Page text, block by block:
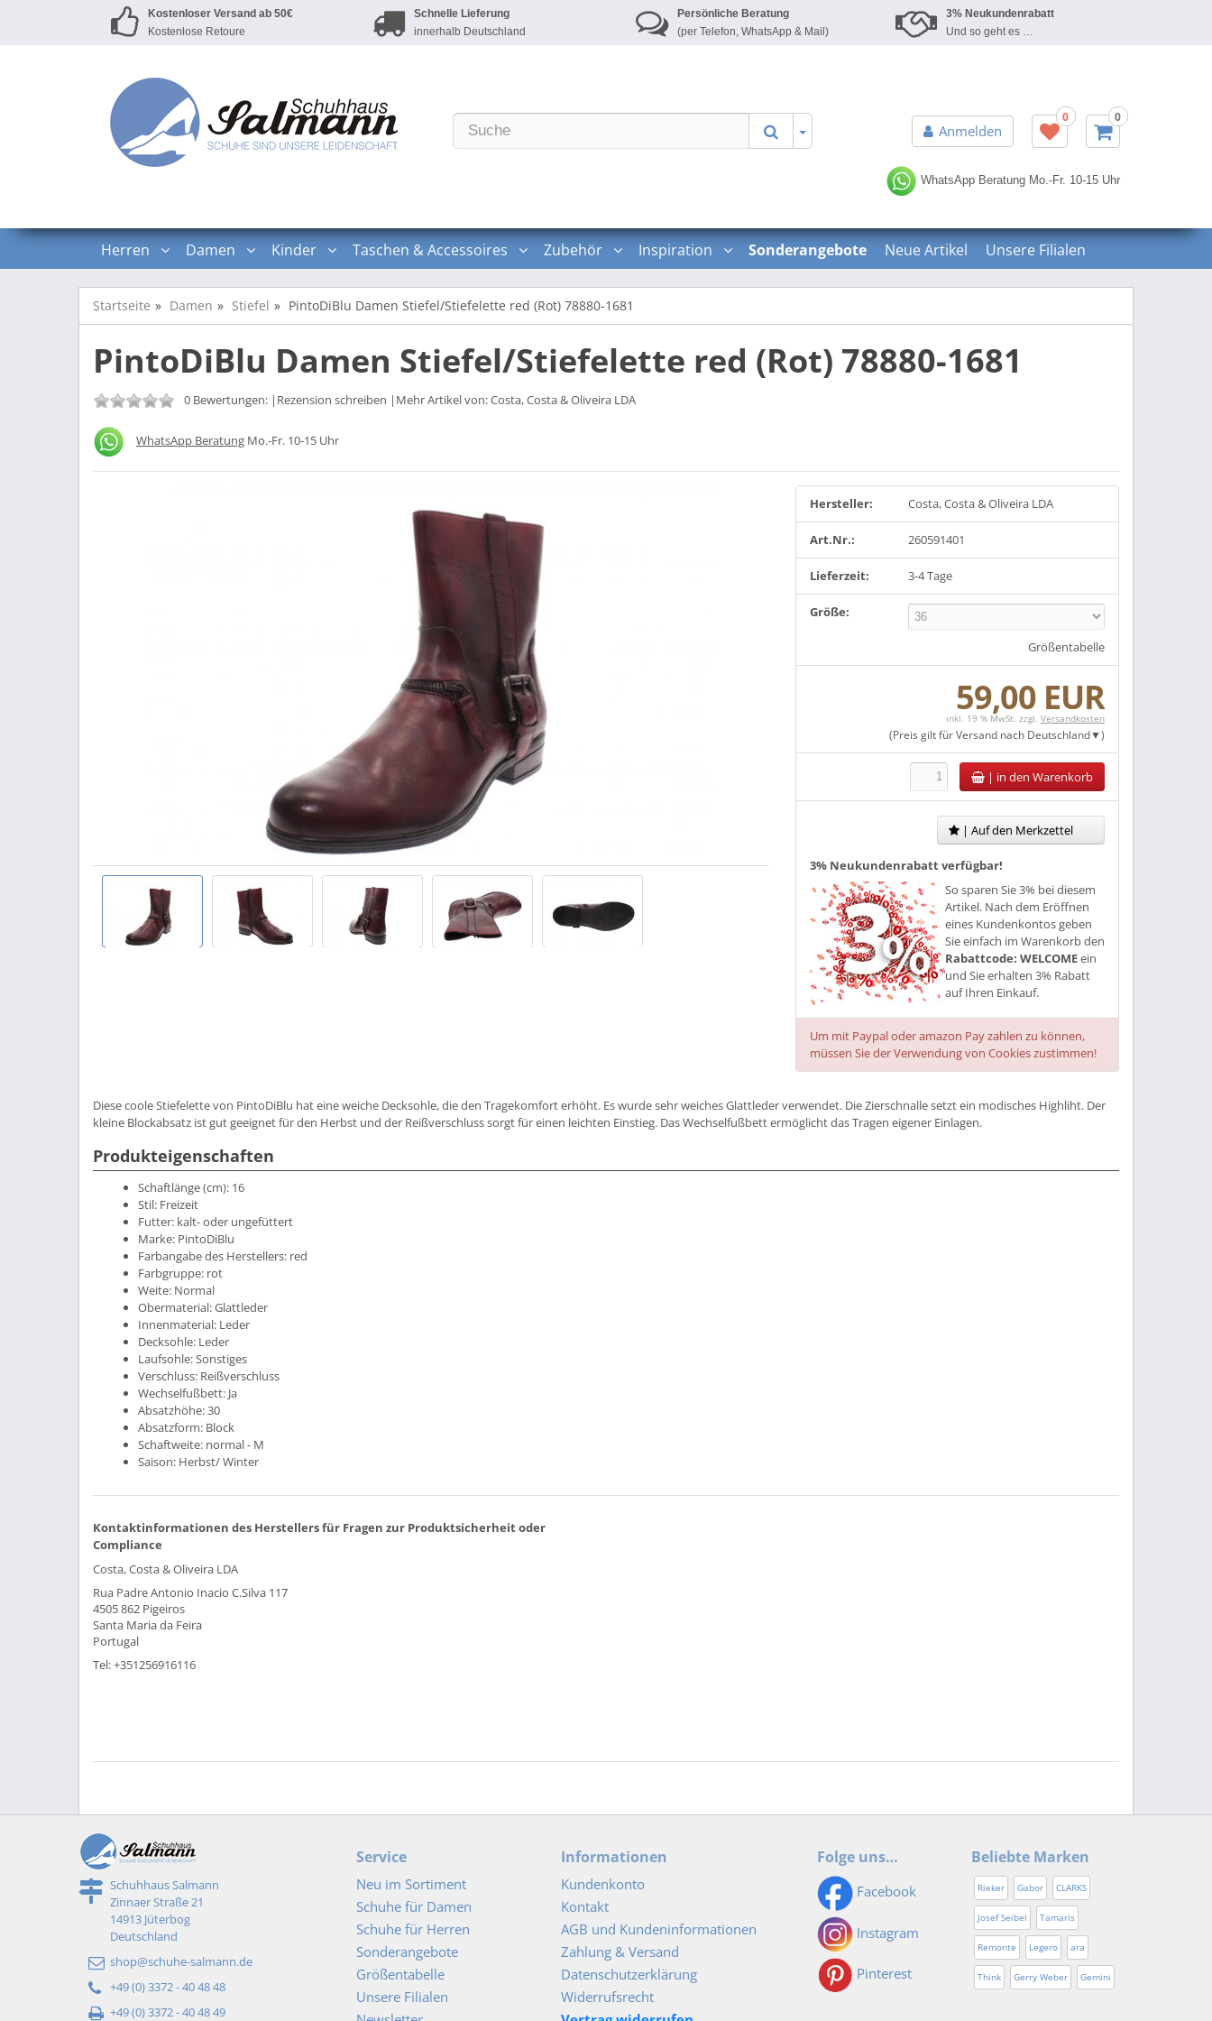
Kostenloser Versand ab 50€
Kostenlose Retoure
Schnelle Lieferung
innerhalb Deutschland
Persönliche Beratung
(per Telefon, WhatsApp & Mail)
3% Neukundenrabatt
Und so geht es …
Anmelden
0 0
WhatsApp BeratungMo.-Fr. 10-15 Uhr
Erweiterte Suche »
Herren Damen Kinder Taschen & Accessoires Zubehör Inspiration Sonderangebote Neue Artikel Unsere Filialen
Startseite Damen Stiefel PintoDiBlu Damen Stiefel/Stiefelette red (Rot) 78880-1681
PintoDiBlu Damen Stiefel/Stiefelette red (Rot) 78880-1681
0 Bewertungen: | Rezension schreiben |Mehr Artikel von:Costa, Costa & Oliveira LDA
WhatsApp Beratung Mo.-Fr. 10-15 Uhr
Hersteller: Costa, Costa & Oliveira LDA
Art.Nr.: 260591401
Lieferzeit: 3-4 Tage
Größe:
Größentabelle
59,00 EUR
inkl. 19 % MwSt. zzgl. Versandkosten
(Preis gilt für Versand nach Deutschland )
| in den Warenkorb
| Auf den Merkzettel
3% Neukundenrabatt verfügbar!
So sparen Sie 3% bei diesem
Artikel. Nach dem Eröffnen
eines Kundenkontos geben
Sie einfach im Warenkorb den
Rabattcode: WELCOMEein
und Sie erhalten 3% Rabatt
auf Ihren Einkauf.
Um mit Paypal oder amazon Pay zahlen zu können,
müssen Sie der Verwendung von Cookies zustimmen!
Diese coole Stiefelette von PintoDiBlu hat eine weiche Decksohle, die den Tragekomfort erhöht. Es wurde sehr weiches Glattleder verwendet. Die Zierschnalle setzt ein modisches Highliht. Der
kleine Blockabsatz ist gut geeignet für den Herbst und der Reißverschluss sorgt für einen leichten Einstieg. Das Wechselfußbett ermöglicht das Tragen eigener Einlagen.
Produkteigenschaften
Schaftlänge (cm): 16
Stil: Freizeit
Futter: kalt- oder ungefüttert
Marke: PintoDiBlu
Farbangabe des Herstellers: red
Farbgruppe: rot
Weite: Normal
Obermaterial:Glattleder
Innenmaterial: Leder
Decksohle: Leder
Laufsohle:Sonstiges
Verschluss: Reißverschluss
Wechselfußbett: Ja
Absatzhöhe:30
Absatzform: Block
Schaftweite: normal - M
Saison: Herbst/ Winter
Kontaktinformationen des Herstellers für Fragen zur Produktsicherheit oder
Compliance
Costa, Costa & Oliveira LDA
Rua Padre Antonio Inacio C.Silva 117
4505 862 Pigeiros
Santa Maria da Feira
Portugal
Tel: +351256916116
Schuhhaus Salmann
Zinnaer Straße 21
14913 Jüterbog
Deutschland
shop@schuhe-salmann.de
+49 (0) 3372 - 40 48 48
+49 (0) 3372 - 40 48 49
Service
Neu im Sortiment
Schuhe für Damen
Schuhe für Herren
Sonderangebote
Größentabelle
Unsere Filialen
Informationen
Kundenkonto
Kontakt
AGB und Kundeninformationen
Zahlung & Versand
Datenschutzerklärung
Widerrufsrecht
Folge uns…
Facebook
Instagram
Pinterest
Beliebte Marken
Rieker Gabor CLARKS
Josef Seibel Tamaris
Remonte Legero ara
Think Gerry Weber Gemini